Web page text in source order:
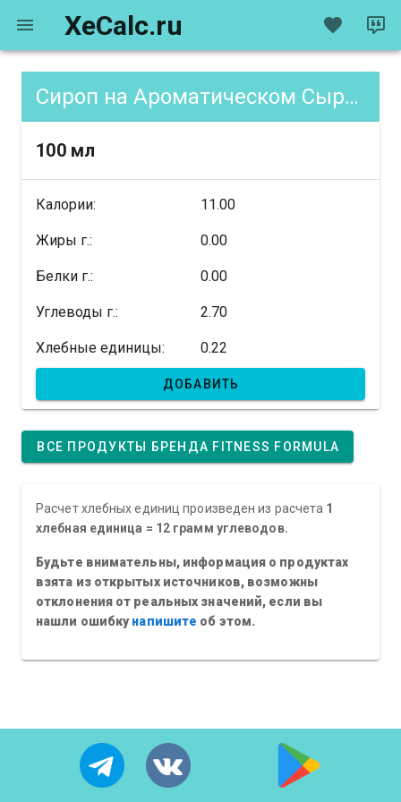
XeCalc.ru
Сироп на Ароматическом Сырье, содержание XE
100 мл
Калории: 11.00
Жиры г.: 0.00
Белки г.: 0.00
Углеводы г.: 2.70
Хлебные единицы: 0.22
ДОБАВИТЬ
ВСЕ ПРОДУКТЫ БРЕНДА FITNESS FORMULA
Расчет хлебных единиц произведен из расчета 1
хлебная единица = 12 грамм углеводов.
Будьте внимательны, информация о продуктах
взята из открытых источников, возможны
отклонения от реальных значений, если вы
нашли ошибкунапишите об этом.